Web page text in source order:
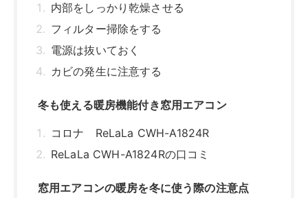
内部をしっかり乾燥させる
フィルター掃除をする
電源は抜いておく
カビの発生に注意する
冬も使える暖房機能付き窓用エアコン
コロナ ReLaLa CWH-A1824R
ReLaLa CWH-A1824Rの口コミ
窓用エアコンの暖房を冬に使う際の注意点